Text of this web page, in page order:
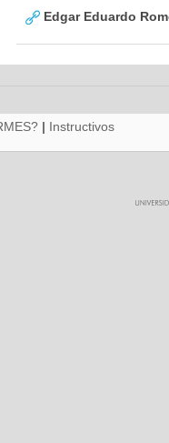
Edgar Eduardo
| Instructivos